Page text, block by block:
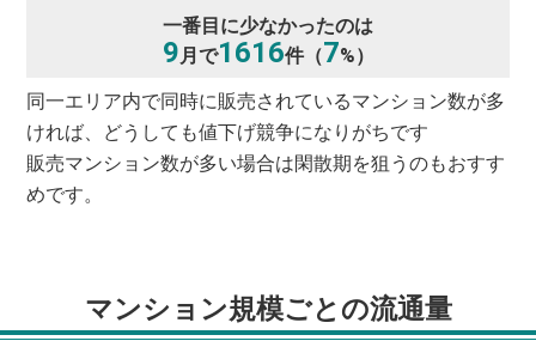
一番目に少なかったのは
9月で1616件（7%）
同一エリア内で同時に販売されているマンション数が多
ければ、どうしても値下げ競争になりがちです
販売マンション数が多い場合は閑散期を狙うのもおすす
めです。
マンション規模ごとの流通量